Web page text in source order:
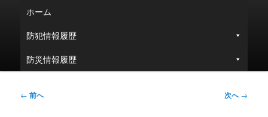
ュ
ホーム
防犯情報履歴
防災情報履歴
投
← 前へ 次へ→